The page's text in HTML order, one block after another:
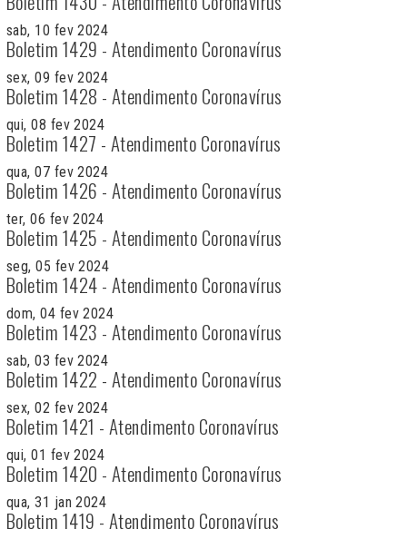
sab, 10 fev 2024
Boletim 1429 - Atendimento Coronavírus
sex, 09 fev 2024
Boletim 1428 - Atendimento Coronavírus
qui, 08 fev 2024
Boletim 1427 - Atendimento Coronavírus
qua, 07 fev 2024
Boletim 1426 - Atendimento Coronavírus
ter, 06 fev 2024
Boletim 1425 - Atendimento Coronavírus
seg, 05 fev 2024
Boletim 1424 - Atendimento Coronavírus
dom, 04 fev 2024
Boletim 1423 - Atendimento Coronavírus
sab, 03 fev 2024
Boletim 1422 - Atendimento Coronavírus
sex, 02 fev 2024
Boletim 1421 - Atendimento Coronavírus
qui, 01 fev 2024
Boletim 1420 - Atendimento Coronavírus
qua, 31 jan 2024
Boletim 1419 - Atendimento Coronavírus